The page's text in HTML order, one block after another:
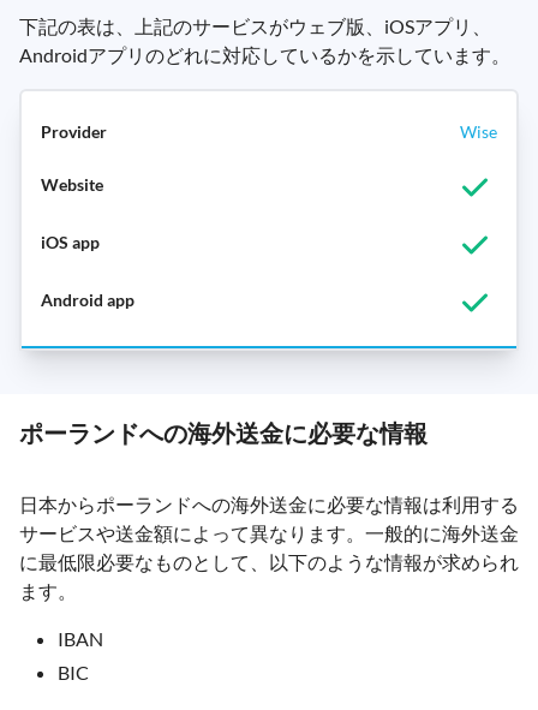
下記の表は、上記のサービスがウェブ版、iOSアプリ、
Androidアプリのどれに対応しているかを示しています。
Wise
ポーランドへの海外送金に必要な情報
日本からポーランドへの海外送金に必要な情報は利用する
サービスや送金額によって異なります。一般的に海外送金
に最低限必要なものとして、以下のような情報が求められ
ます。
IBAN
BIC